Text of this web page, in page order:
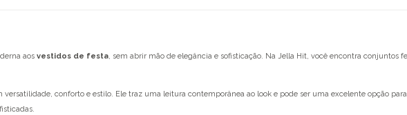
aos vestidos de festa, sem abrir mão de elegância e sofisticação. Na Jella Hit, você encontra conjuntos
conforto e estilo. Ele traz uma leitura contemporânea ao look e pode ser uma excelente opção